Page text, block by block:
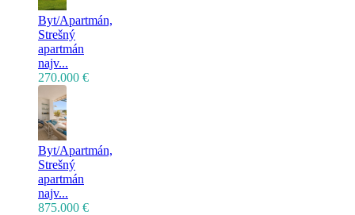
Byt/Apartmán,
Strešný
apartmán
najv...
270.000 €
Byt/Apartmán,
Strešný
apartmán
najv...
875.000 €